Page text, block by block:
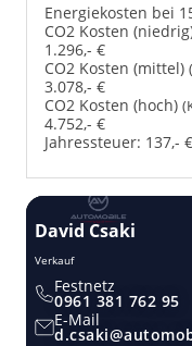
Energiekosten bei
CO2 Kosten
1.296,- €
CO2 Kosten (mittel)
3.078,- €
CO2 Kosten (hoch)
4.752,- €
Jahressteuer: 137,- €
David Csaki
Verkauf
Festnetz
0961 381 762 95
E-Mail